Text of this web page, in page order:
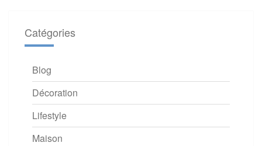
Catégories
Blog
Décoration
Lifestyle
Maison